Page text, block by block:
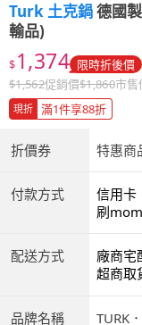
Turk 土克鍋德國
輸品)
$1,374 限時折後價
$1,562促銷價$1,860市售
現折 滿1件享88折
折價券 特惠商
付款方式
信用卡
商付
刷
配送方式
廠商宅
超商取
品牌名稱 TURK ．